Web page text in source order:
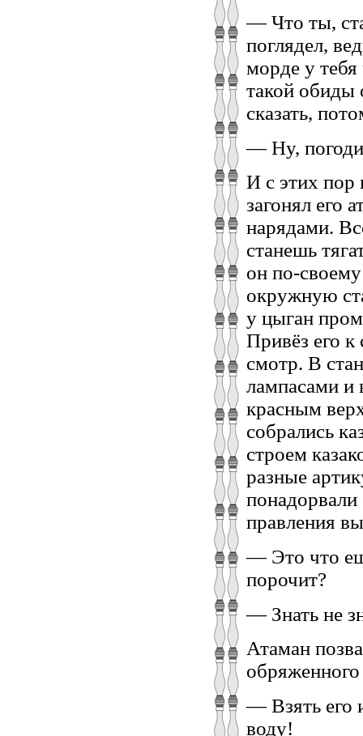
— Что ты,
поглядел,
морде у
такой обиды
сказать,
— Ну, погоди
И с этих пор
загонял его
нарядами.
станешь
он по-
окружную
у цыган
Привёз его
смотр. В
лампасами и
красным
собрались
строем
разные
понадорвали
правления
— Это что
порочит?
— Знать не
Атаман
— Взять его
воду!